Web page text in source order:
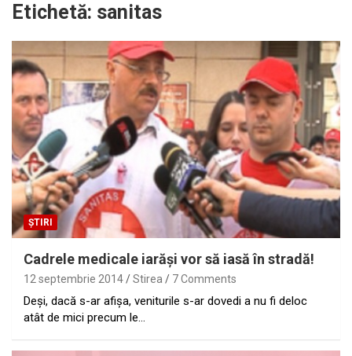
Etichetă: sanitas
ȘTIRI
Cadrele medicale iarăşi vor să iasă în stradă!
12 septembrie 2014 Stirea 7 Comments
Deşi, dacă s-ar afişa, veniturile s-ar dovedi a nu fi deloc
atât de mici precum le…